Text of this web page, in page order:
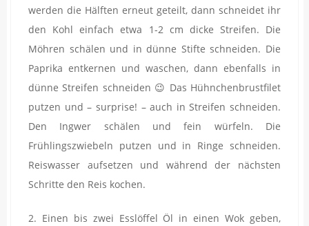
werden die Hälften erneut geteilt, dann schneidet ihr
den Kohl einfach etwa 1-2 cm dicke Streifen. Die
Möhren schälen und in dünne Stifte schneiden. Die
Paprika entkernen und waschen, dann ebenfalls in
dünne Streifen schneiden 😉 Das Hühnchenbrustfilet
putzen und – surprise! – auch in Streifen schneiden.
Den Ingwer schälen und fein würfeln. Die
Frühlingszwiebeln putzen und in Ringe schneiden.
Reiswasser aufsetzen und während der nächsten
Schritte den Reis kochen.
2. Einen bis zwei Esslöffel Öl in einen Wok geben,